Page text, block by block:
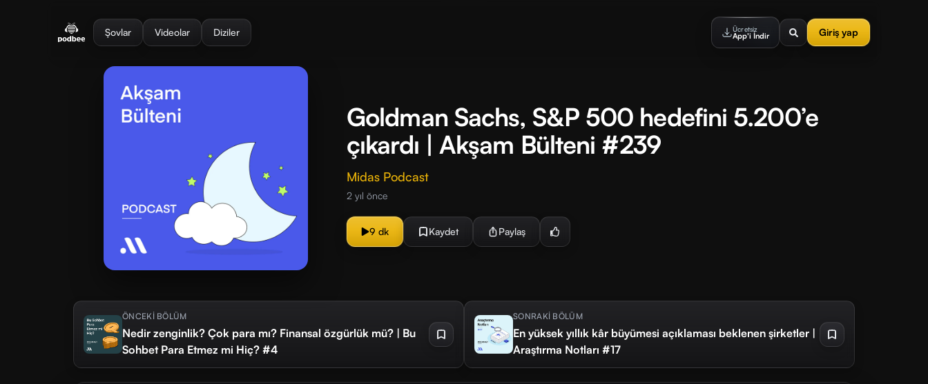
Şovlar Videolar Diziler Ücretsiz
App'i İndir Giriş yap
Goldman Sachs, S&P 500 hedefini 5.200’e
çıkardı | Akşam Bülteni #239
Midas Podcast
2 yıl önce
9 dk Kaydet Paylaş
ÖNCEKİ BÖLÜM
Nedir zenginlik? Çok para mı? Finansal özgürlük mü? | Bu
Sohbet Para Etmez mi Hiç? #4
SONRAKİ BÖLÜM
En yüksek yıllık kâr büyümesi açıklaması beklenen şirketler |
Araştırma Notları #17